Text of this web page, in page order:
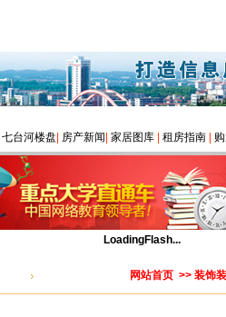
七台河楼盘 房产新闻 家居图库| 租房指南|
LoadingFlash...
网站首页 >> 装饰